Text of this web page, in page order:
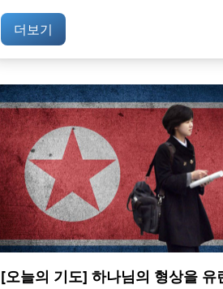
더보기
[오늘의 기도] 하나님의 형상을 유